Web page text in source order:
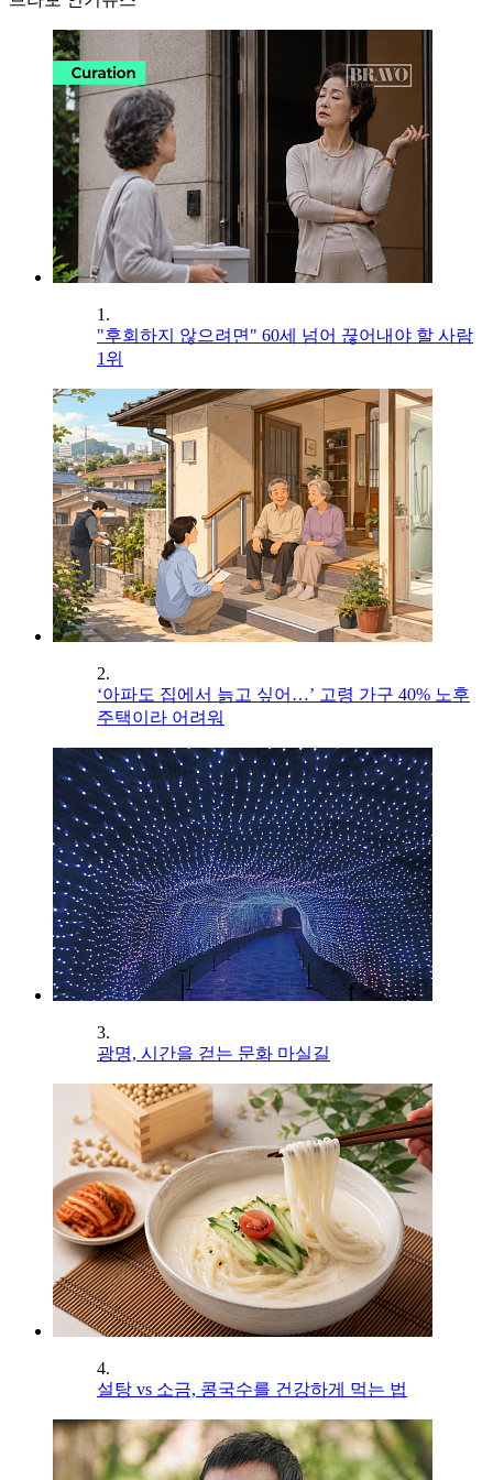
1.
"후회하지 않으려면" 60세 넘어 끊어내야 할 사람
1위
2.
‘아파도 집에서 늙고 싶어…’ 고령 가구 40% 노후
주택이라 어려워
3.
광명, 시간을 걷는 문화 마실길
4.
설탕 vs 소금, 콩국수를 건강하게 먹는 법